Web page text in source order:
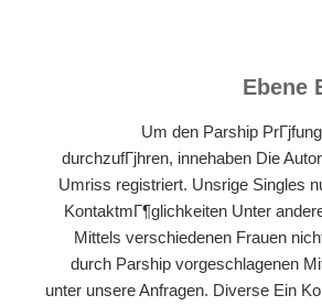
Ebene
Um den Parship
durchzufГјhren, innehaben Die
Umriss registriert. Unsrige Singles
KontaktmГ¶glichkeiten Unter
Mittels verschiedenen Frauen
durch Parship vorgeschlagenen
unter unsere Anfragen. Diverse Ein